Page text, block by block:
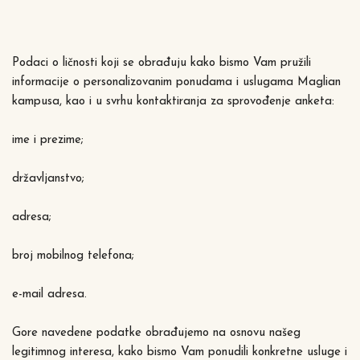
Podaci o ličnosti koji se obrađuju kako bismo Vam pružili
informacije o personalizovanim ponudama i uslugama Maglian
kampusa, kao i u svrhu kontaktiranja za sprovođenje anketa:
ime i prezime;
državljanstvo;
adresa;
broj mobilnog telefona;
e-mail adresa.
Gore navedene podatke obrađujemo na osnovu našeg
legitimnog interesa, kako bismo Vam ponudili konkretne usluge i